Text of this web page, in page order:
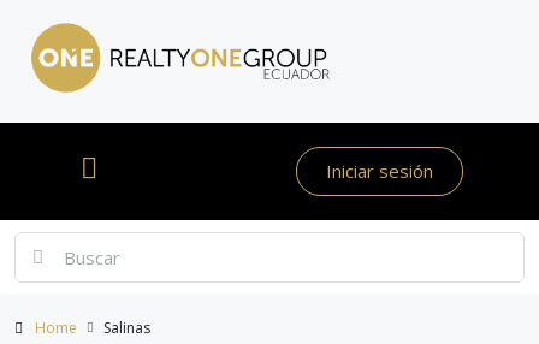
Iniciar sesión
Home Salinas